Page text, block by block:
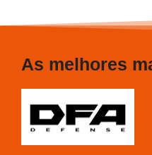
As melhores